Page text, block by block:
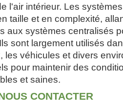
l'air intérieur. Les
taille et en complexité,
aux systèmes centralisés
sont largement utilisés
les véhicules et divers
pour maintenir des
et saines.
CONTACTER